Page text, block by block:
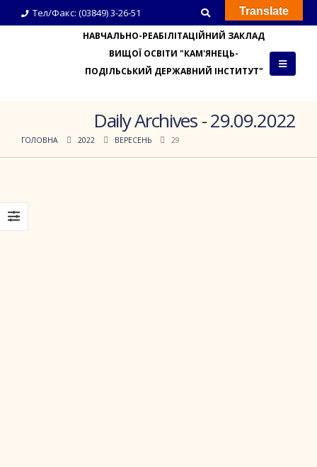
Тел/Факс: (03849) 3-26-51
НАВЧАЛЬНО-РЕАБІЛІТАЦІЙНИЙ ЗАКЛАД
ВИЩОЇ ОСВІТИ "КАМ'ЯНЕЦЬ-
ПОДІЛЬСЬКИЙ ДЕРЖАВНИЙ ІНСТИТУТ"
Daily Archives - 29.09.2022
ГОЛОВНА 2022 ВЕРЕСЕНЬ 29
Translate